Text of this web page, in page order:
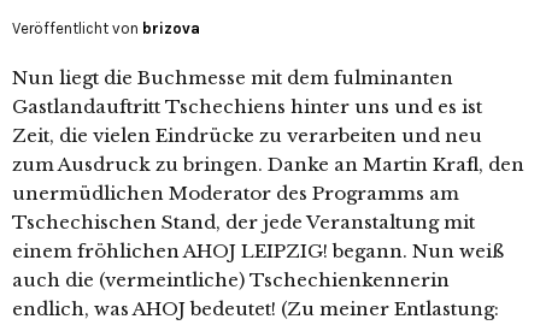
Veröffentlicht von brizova
Nun liegt die Buchmesse mit dem fulminanten
Gastlandauftritt Tschechiens hinter uns und es ist
Zeit, die vielen Eindrücke zu verarbeiten und neu
zum Ausdruck zu bringen. Danke an Martin Krafl, den
unermüdlichen Moderator des Programms am
Tschechischen Stand, der jede Veranstaltung mit
einem fröhlichen AHOJ LEIPZIG! begann. Nun weiß
auch die (vermeintliche) Tschechienkennerin
endlich, was AHOJ bedeutet! (Zu meiner Entlastung: